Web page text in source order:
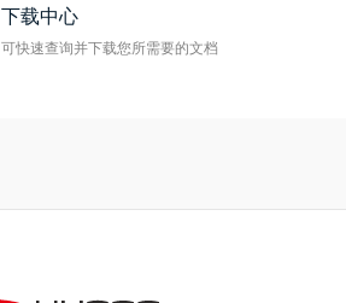
下载中心
可快速查询并下载您所需要的文档